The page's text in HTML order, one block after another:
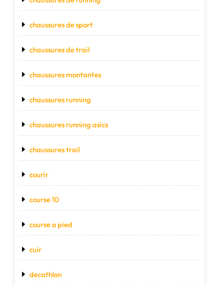
chaussures de sport
chaussures de trail
chaussures montantes
chaussures running
chaussures running asics
chaussures trail
courir
course 10
course a pied
cuir
decathlon